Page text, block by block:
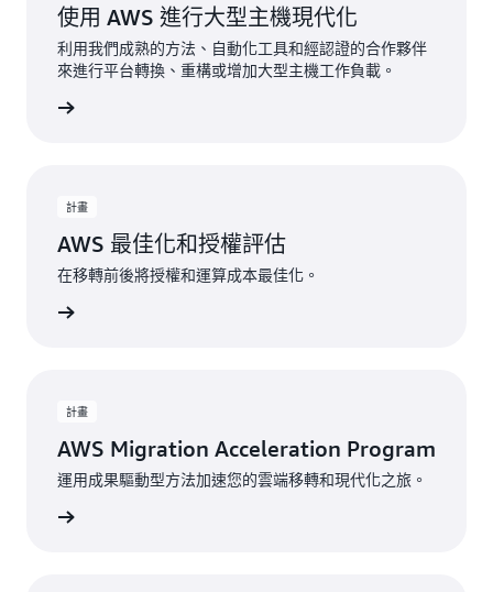
使用 AWS 進行大型主機現代化
利用我們成熟的方法、自動化工具和經認證的合作夥伴
來進行平台轉換、重構或增加大型主機工作負載。
計畫
AWS 最佳化和授權評估
在移轉前後將授權和運算成本最佳化。
計畫
AWS Migration Acceleration Program
運用成果驅動型方法加速您的雲端移轉和現代化之旅。